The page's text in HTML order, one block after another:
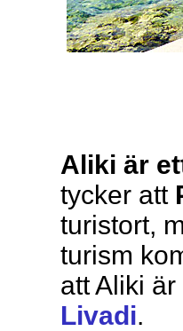
Aliki är
tycker att
turistort,
turism
att Aliki
Livadi.